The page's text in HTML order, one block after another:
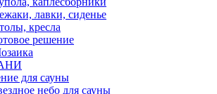
лавки, сиденье
кресла
решение
для сауны
небо для сауны